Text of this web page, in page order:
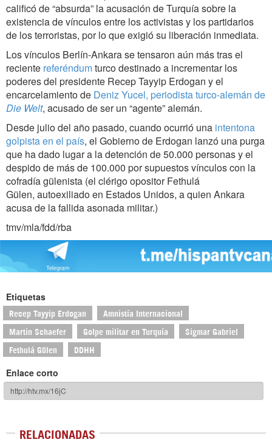
calificó de “absurda” la acusación de Turquía sobre la
existencia de vínculos entre los activistas y los partidarios
de los terroristas, por lo que exigió su liberación inmediata.
Los vínculos Berlín-Ankara se tensaron aún más tras el
reciente referéndumturco destinado a incrementar los
poderes del presidente Recep Tayyip Erdogan y el
encarcelamiento de Deniz Yucel, periodista turco-alemán de
Die Welt, acusado de ser un “agente” alemán.
Desde julio del año pasado, cuando ocurrió una intentona
golpista en el país, el Gobierno de Erdogan lanzó una purga
que ha dado lugar a la detención de 50.000 personas y el
despido de más de 100.000 por supuestos vínculos con la
cofradía gülenista (el clérigo opositor Fethulá
Gülen, autoexiliado en Estados Unidos, a quien Ankara
acusa de la fallida asonada militar.)
tmv/mla/fdd/rba
Etiquetas
Recep Tayyip Erdogan Amnistía Internacional
Martin Schaefer Golpe militar en Turquía Sigmar Gabriel
Fethulá Gülen DDHH
Enlace corto
RELACIONADAS